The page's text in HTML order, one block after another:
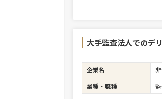
大手監査法人でのデ
企業名
業種・職種